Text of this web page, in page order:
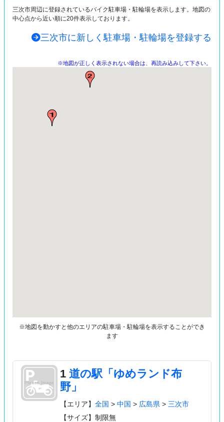
三次市周辺に登録されているバイク駐車場・駐輪場を表示します。地図の
中心点から近い順に20件表示しております。
三次市に新しく駐車場・駐輪場を登録する
※地図が正しく表示されない場合は、再読み込みして下さい。
※地図を動かすと他のエリアの駐車場・駐輪場を表示することができ
ます
1 道の駅「ゆめランド布
野」
【エリア】 全国 > 中国 > 広島県 > 三次市
【サイズ】制限無